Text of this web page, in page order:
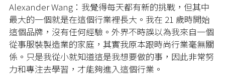
Alexander Wang：我覺得每天都有新的挑戰，但其中
最大的一個就是在這個行業裡長大。我在 21 歲時開始
這個品牌，沒有任何經驗。外界不時誤以為我來自一個
從事服裝製造業的家庭，其實我原本跟時尚行業毫無關
係。只是我從小就知道這是我想要做的事，因此非常努
力和專注去學習，才能夠進入這個行業。